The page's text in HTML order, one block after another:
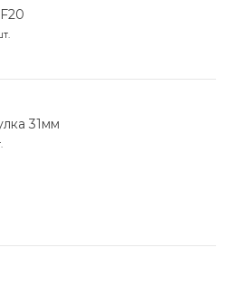
31мм